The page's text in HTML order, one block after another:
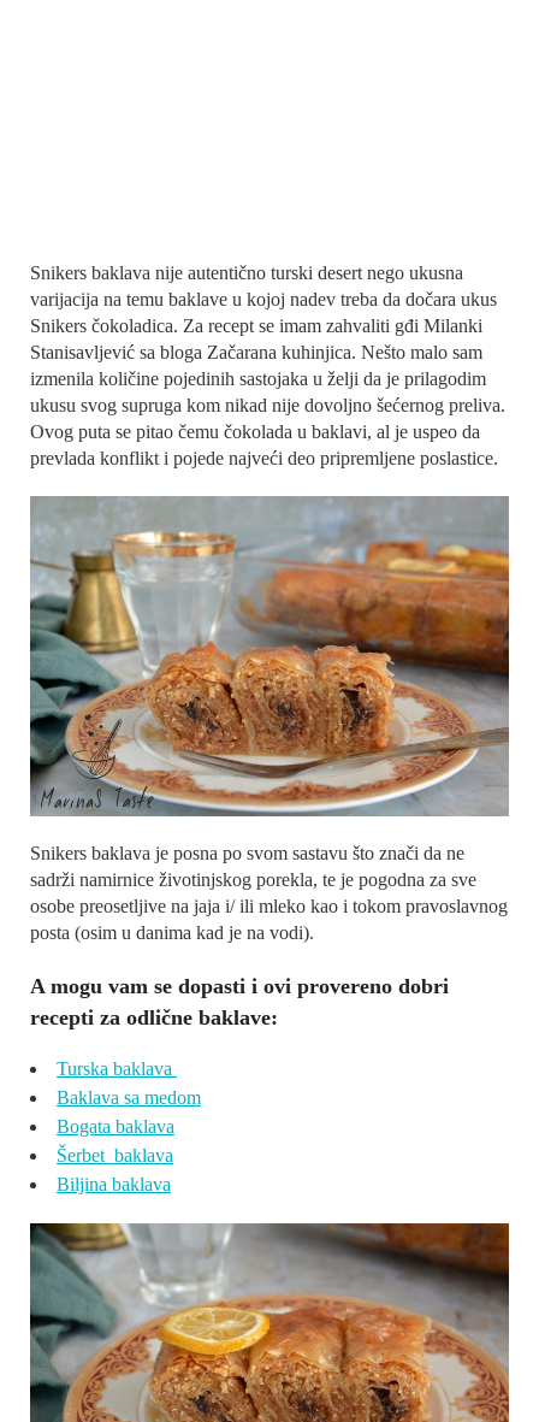
Snikers baklava nije autentično turski desert nego ukusna
varijacija na temu baklave u kojoj nadev treba da dočara ukus
Snikers čokoladica. Za recept se imam zahvaliti gđi Milanki
Stanisavljević sa bloga Začarana kuhinjica. Nešto malo sam
izmenila količine pojedinih sastojaka u želji da je prilagodim
ukusu svog supruga kom nikad nije dovoljno šećernog preliva.
Ovog puta se pitao čemu čokolada u baklavi, al je uspeo da
prevlada konflikt i pojede najveći deo pripremljene poslastice.
Snikers baklava je posna po svom sastavu što znači da ne
sadrži namirnice životinjskog porekla, te je pogodna za sve
osobe preosetljive na jaja i/ ili mleko kao i tokom pravoslavnog
posta (osim u danima kad je na vodi).
A mogu vam se dopasti i ovi provereno dobri
recepti za odlične baklave:
Turska baklava
Baklava sa medom
Bogata baklava
Šerbet baklava
Biljina baklava